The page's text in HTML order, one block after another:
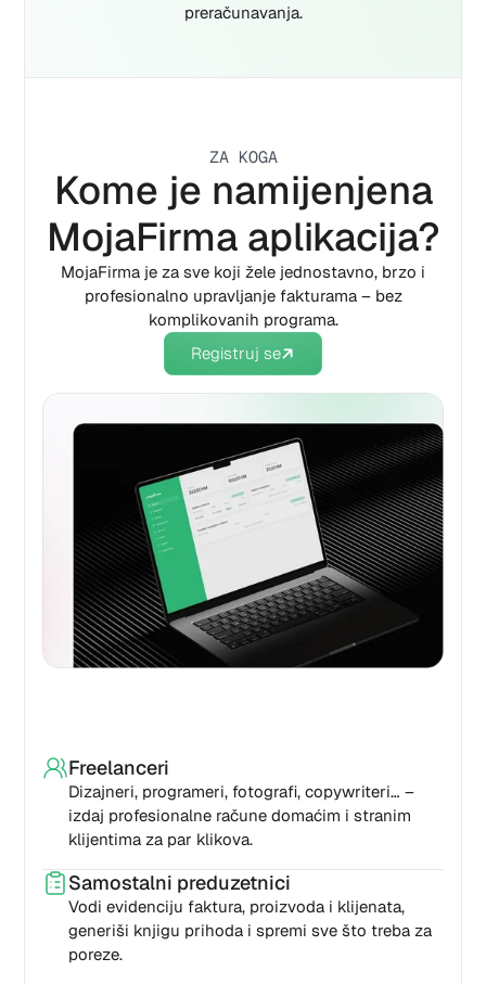
preračunavanja.
ZA KOGA
Kome je namijenjena
MojaFirma aplikacija?
MojaFirma je za sve koji žele jednostavno, brzo i
profesionalno upravljanje fakturama – bez
komplikovanih programa.
Registruj se
Freelanceri
Dizajneri, programeri, fotografi, copywriteri… –
izdaj profesionalne račune domaćim i stranim
klijentima za par klikova.
Samostalni preduzetnici
Vodi evidenciju faktura, proizvoda i klijenata,
generiši knjigu prihoda i spremi sve što treba za
poreze.